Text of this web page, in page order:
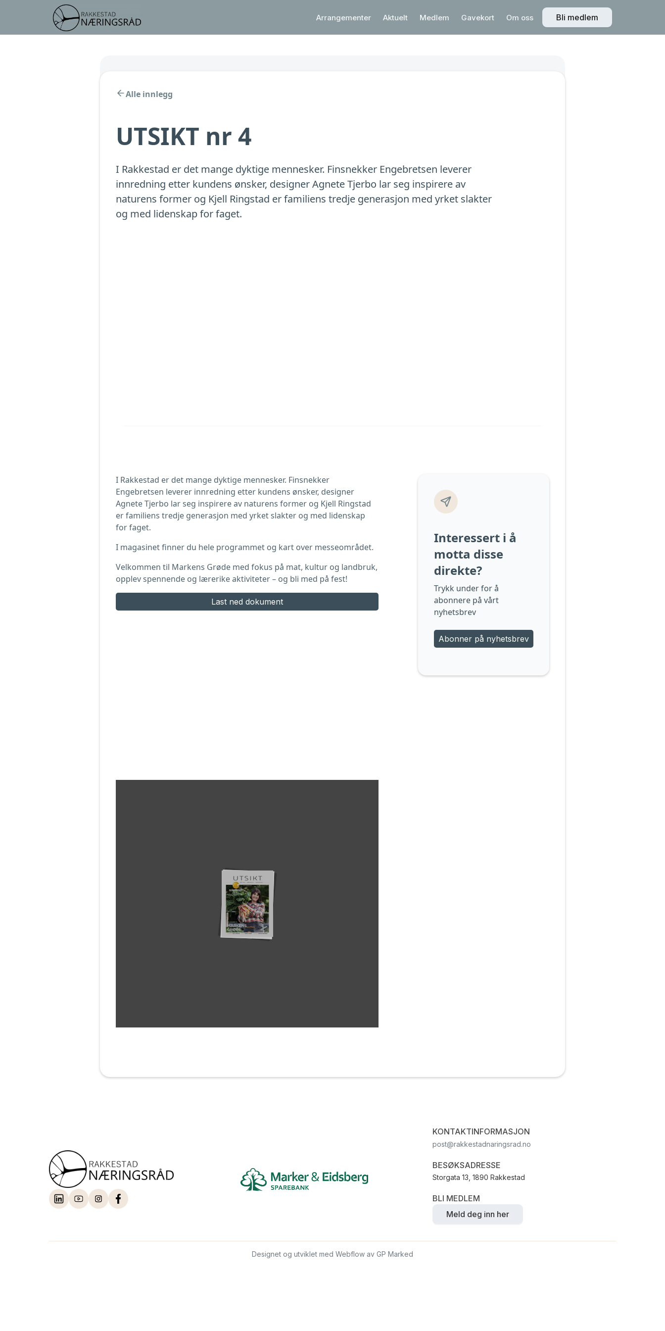
Arrangementer Aktuelt Medlem Gavekort Om oss Bli medlem
Alle innlegg
UTSIKT nr 4
I Rakkestad er det mange dyktige mennesker. Finsnekker Engebretsen leverer
innredning etter kundens ønsker, designer Agnete Tjerbo lar seg inspirere av
naturens former og Kjell Ringstad er familiens tredje generasjon med yrket slakter
og med lidenskap for faget.
I Rakkestad er det mange dyktige mennesker. Finsnekker
Engebretsen leverer innredning etter kundens ønsker, designer
Agnete Tjerbo lar seg inspirere av naturens former og Kjell Ringstad
er familiens tredje generasjon med yrket slakter og med lidenskap
for faget.
I magasinet finner du hele programmet og kart over messeområdet.
Velkommen til Markens Grøde med fokus på mat, kultur og landbruk,
opplev spennende og lærerike aktiviteter – og bli med på fest!
Last ned dokument
Interessert i å
motta disse
direkte?
Trykk under for å
abonnere på vårt
nyhetsbrev
Abonner på nyhetsbrev
KONTAKTINFORMASJON
post@rakkestadnaringsrad.no
BESØKSADRESSE
Storgata 13, 1890 Rakkestad
BLI MEDLEM
Meld deg inn her
Designet og utviklet med Webflow av GP Marked